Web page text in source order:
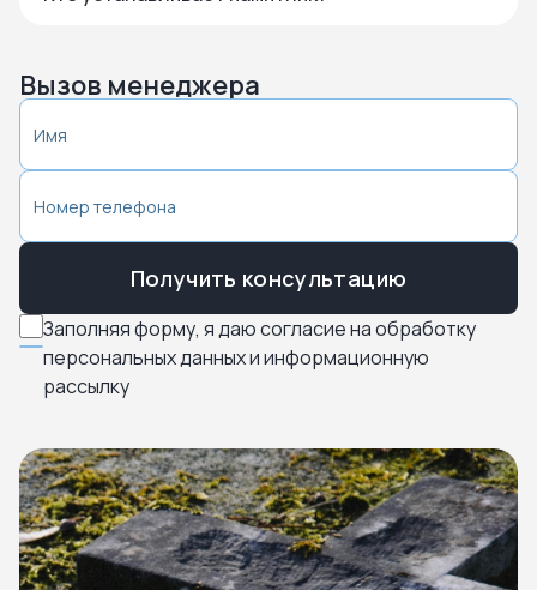
Вызов менеджера
Заполняя форму, я даю согласие на обработку
персональных данных и информационную
рассылку
Получить консультацию